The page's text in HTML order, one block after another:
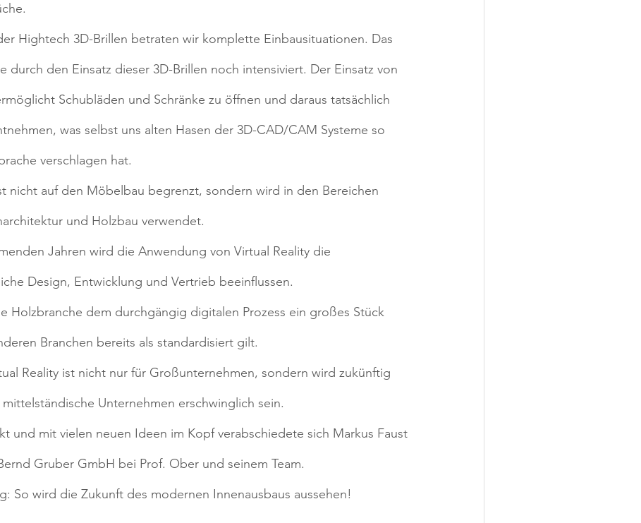
Hightech 3D-Brillen betraten wir komplette Einbausituationen. Das
durch den Einsatz dieser 3D-Brillen noch intensiviert. Der Einsatz von
Schubläden und Schränke zu öffnen und daraus tatsächlich
was selbst uns alten Hasen der 3D-CAD/CAM Systeme so
verschlagen hat.
nicht auf den Möbelbau begrenzt, sondern wird in den Bereichen
und Holzbau verwendet.
Jahren wird die Anwendung von Virtual Reality die
Design, Entwicklung und Vertrieb beeinflussen.
Holzbranche dem durchgängig digitalen Prozess ein großes Stück
Branchen bereits als standardisiert gilt.
Reality ist nicht nur für Großunternehmen, sondern wird zukünftig
Unternehmen erschwinglich sein.
und mit vielen neuen Ideen im Kopf verabschiedete sich Markus Faust
Gruber GmbH bei Prof. Ober und seinem Team.
So wird die Zukunft des modernen Innenausbaus aussehen!